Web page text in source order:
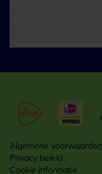
Algemene voorwaarden
Privacy beleid
Cookie informatie